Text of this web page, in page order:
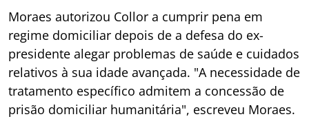
Moraes autorizou Collor a cumprir pena em
regime domiciliar depois de a defesa do ex-
presidente alegar problemas de saúde e cuidados
relativos à sua idade avançada. "A necessidade de
tratamento específico admitem a concessão de
prisão domiciliar humanitária", escreveu Moraes.